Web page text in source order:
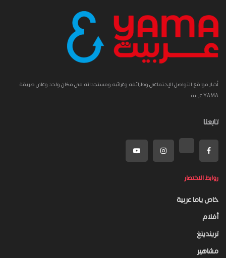
أخبار مواقع التواصل الإجتماعي وطرائفه وغرائبه ومستجداته في مكان واحد وعلى طريقة
YAMA عربية
تابعنا
روابط الاختصار
خاص ياما عربية
أفلام
تريندينغ
مشاهير